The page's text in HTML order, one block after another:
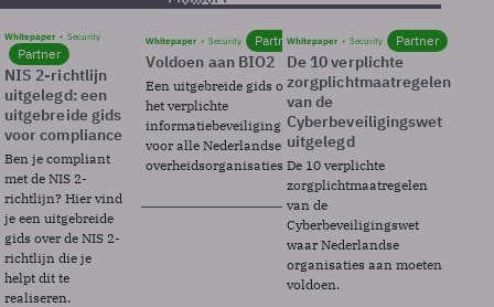
Whitepaper Security
Partner
NIS 2-richtlijn
uitgelegd: een
uitgebreide gids
voor compliance
Ben je compliant
met de NIS 2-
richtlijn? Hier vind
je een uitgebreide
gids over de NIS 2-
richtlijn die je
helpt dit te
realiseren.
Whitepaper Security Partner
Voldoen aan BIO2
Een uitgebreide gids over BIO2,
het verplichte
informatiebeveiligingsframework
voor alle Nederlandse
overheidsorganisaties.
Whitepaper Security Partner
De 10 verplichte
zorgplichtmaatregelen
van de
Cyberbeveiligingswet
uitgelegd
De 10 verplichte
zorgplichtmaatregelen
van de
Cyberbeveiligingswet
waar Nederlandse
organisaties aan moeten
voldoen.